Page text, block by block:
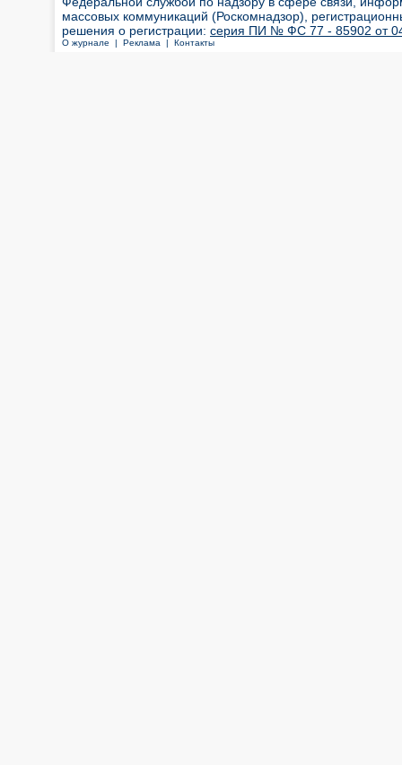
массовых коммуникаций (Роскомнадзор),
решения о регистрации: серия ПИ № ФС 77 - 85902 от 04
О журнале | Реклама | Контакты